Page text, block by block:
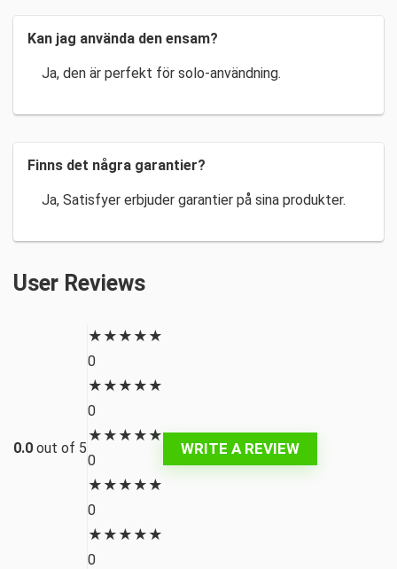
Kan jag använda den ensam?
Ja, den är perfekt för solo-användning.
Finns det några garantier?
Ja, Satisfyer erbjuder garantier på sina produkter.
User Reviews
0.0 out of 5
★ ★ ★ ★ ★
0
★ ★ ★ ★ ★
0
★ ★ ★ ★ ★
0
★ ★ ★ ★ ★
0
★ ★ ★ ★ ★
0
WRITE A REVIEW